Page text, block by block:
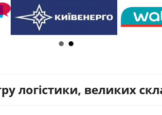
логістики, великих